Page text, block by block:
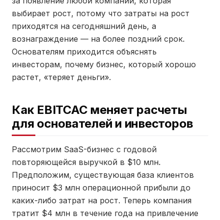
выбирает рост, потому что затраты на рост
приходятся на сегодняшний день, а
вознаграждение — на более поздний срок.
Основателям приходится объяснять
инвесторам, почему бизнес, который хорошо
растет, «теряет деньги».
Как EBITCAC меняет расчеты
для основателей и инвесторов
Рассмотрим SaaS-бизнес с годовой
повторяющейся выручкой в $10 млн.
Предположим, существующая база клиентов
приносит $3 млн операционной прибыли до
каких-либо затрат на рост. Теперь компания
тратит $4 млн в течение года на привлечение